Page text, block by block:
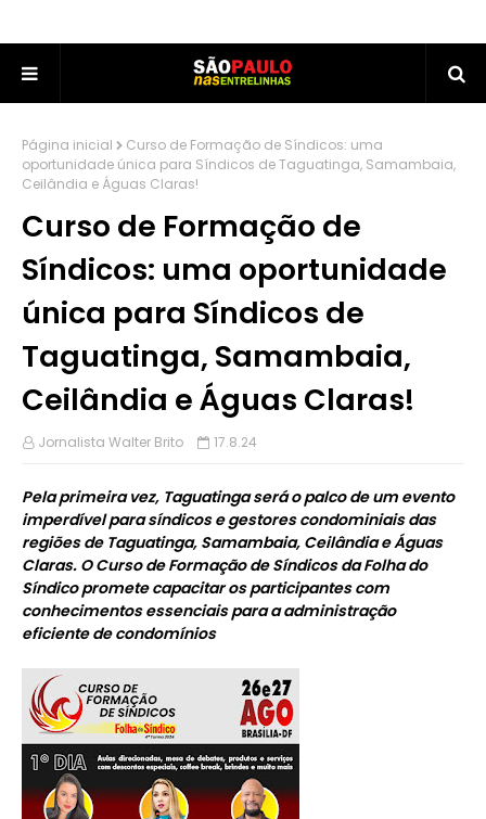
Página inicial
Curso de Formação de Síndicos: uma
oportunidade única para Síndicos de Taguatinga, Samambaia,
Ceilândia e Águas Claras!
Curso de Formação de
Síndicos: uma oportunidade
única para Síndicos de
Taguatinga, Samambaia,
Ceilândia e Águas Claras!
Jornalista Walter Brito 17.8.24
Pela primeira vez, Taguatinga será o palco de um evento
imperdível para síndicos e gestores condominiais das
regiões de Taguatinga, Samambaia, Ceilândia e Águas
Claras. O Curso de Formação de Síndicos da Folha do
Síndico promete capacitar os participantes com
conhecimentos essenciais para a administração
eficiente de condomínios